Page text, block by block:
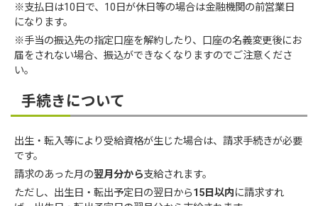
※支払日は10日で、10日が休日等の場合は金融機関の前営業日
になります。
※手当の振込先の指定口座を解約したり、口座の名義変更後にお
届をされない場合、振込ができなくなりますのでご注意くださ
い。
手続きについて
出生・転入等により受給資格が生じた場合は、請求手続きが必要
です。
請求のあった月の翌月分から支給されます。
ただし、出生日・転出予定日の翌日から15日以内に請求すれ